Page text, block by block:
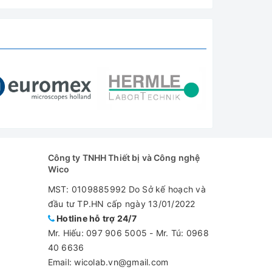
Công ty TNHH Thiết bị và Công nghệ
Wico
MST: 0109885992 Do Sở kế hoạch và
đầu tư TP.HN cấp ngày 13/01/2022
Hotline hỗ trợ 24/7
Mr. Hiếu: 097 906 5005 - Mr. Tú: 0968
40 6636
Email: wicolab.vn@gmail.com